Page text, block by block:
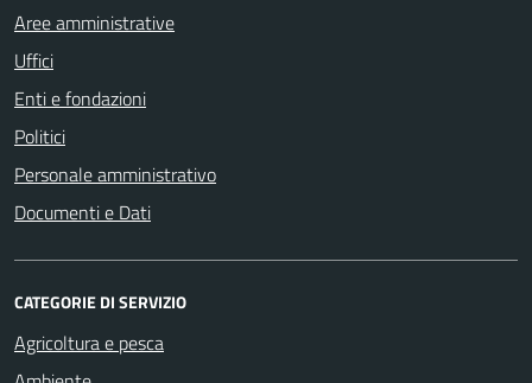
Aree amministrative
Uffici
Enti e fondazioni
Politici
Personale amministrativo
Documenti e Dati
CATEGORIE DI SERVIZIO
Agricoltura e pesca